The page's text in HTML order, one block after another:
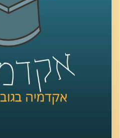
אז כדי לדבר על כל זה, שב אלינו
לפוליטיקה עכשווית של איראן
דיפלומטיה ואסטרטגיה
קרדיט תמונות:
AudioVersity